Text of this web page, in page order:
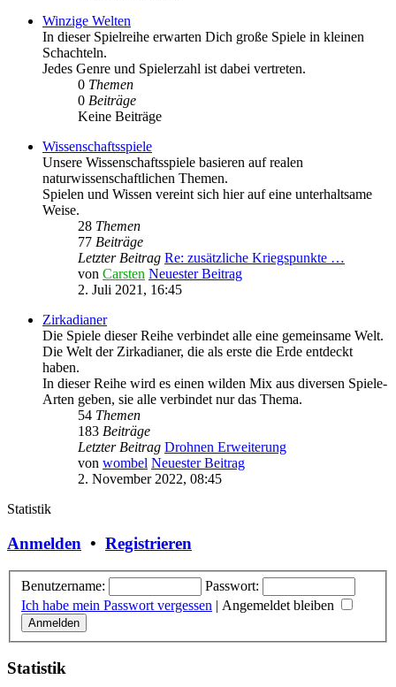
Winzige Welten
In dieser Spielreihe erwarten Dich große Spiele in kleinen
Schachteln.
Jedes Genre und Spielerzahl ist dabei vertreten.
0 Themen
0 Beiträge
Keine Beiträge
Wissenschaftsspiele
Unsere Wissenschaftsspiele basieren auf realen
naturwissenschaftlichen Themen.
Spielen und Wissen vereint sich hier auf eine unterhaltsame
Weise.
28 Themen
77 Beiträge
Letzter Beitrag Re: zusätzliche Kriegspunkte …
von Carsten Neuester Beitrag
2. Juli 2021, 16:45
Zirkadianer
Die Spiele dieser Reihe verbindet alle eine gemeinsame Welt.
Die Welt der Zirkadianer, die als erste die Erde entdeckt
haben.
In dieser Reihe wird es einen wilden Mix aus diversen Spiele-
Arten geben, sie alle verbindet nur das Thema.
54 Themen
183 Beiträge
Letzter Beitrag Drohnen Erweiterung
von wombel Neuester Beitrag
2. November 2022, 08:45
Statistik
Anmelden • Registrieren
Benutzername:
Passwort:
Ich habe mein Passwort vergessen | Angemeldet bleiben
Statistik